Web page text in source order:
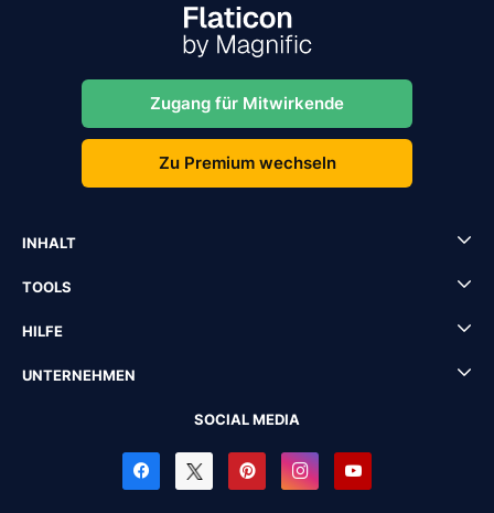
Zugang für Mitwirkende
Zu Premium wechseln
INHALT
TOOLS
HILFE
UNTERNEHMEN
SOCIAL MEDIA